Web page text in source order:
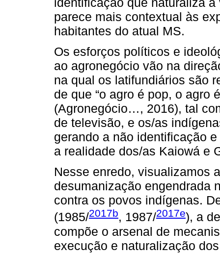
parece mais contextual às
habitantes do atual MS.
Os esforços políticos e
ao agronegócio vão na
na qual os latifundiários são
de que “o agro é pop, o agro
(Agronegócio…, 2016), tal
de televisão, e os/as
gerando a não identificação
a realidade dos/as Kaiowá e
Nesse enredo, visualizamos
desumanização engendrada
contra os povos indígenas.
(1985/2017b, 1987/2017e), a
compõe o arsenal de
execução e naturalização